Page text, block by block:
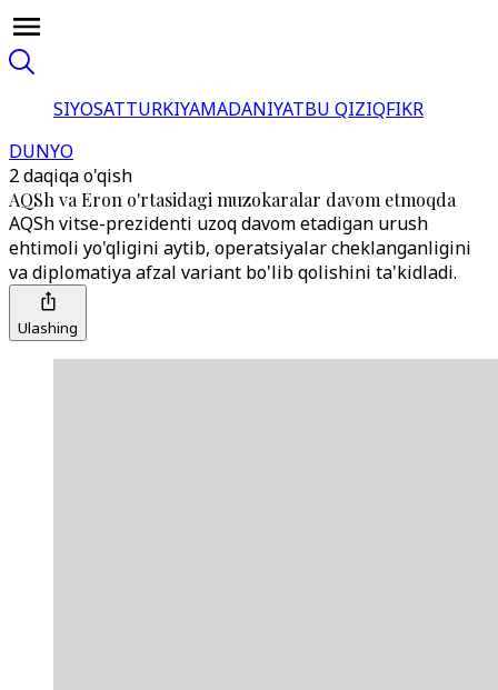
SIYOSATTURKIYAMADANIYATBU QIZIQFIKR
DUNYO
2 daqiqa o'qish
AQSh va Eron o'rtasidagi muzokaralar davom etmoqda
AQSh vitse-prezidenti uzoq davom etadigan urush
ehtimoli yo'qligini aytib, operatsiyalar cheklanganligini
va diplomatiya afzal variant bo'lib qolishini ta'kidladi.
Ulashing